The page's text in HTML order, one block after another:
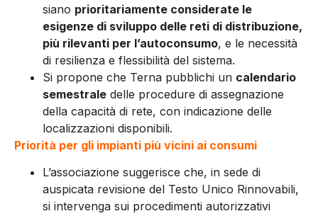
siano prioritariamente considerate le
esigenze di sviluppo delle reti di distribuzione,
più rilevanti per l’autoconsumo, e le necessità
di resilienza e flessibilità del sistema.
Si propone che Terna pubblichi un calendario
semestrale delle procedure di assegnazione
della capacità di rete, con indicazione delle
localizzazioni disponibili.
Priorità per gli impianti più vicini ai consumi
L’associazione suggerisce che, in sede di
auspicata revisione del Testo Unico Rinnovabili,
si intervenga sui procedimenti autorizzativi